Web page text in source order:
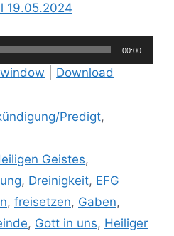
19.05.2024
00:00
Download
Predigt,
Geistes,
, Dreinigkeit, EFG
, freisetzen, Gaben,
, Gott in uns, Heiliger